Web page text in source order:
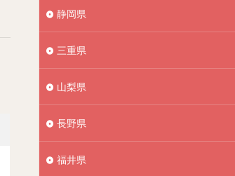
静岡県
三重県
山梨県
長野県
福井県